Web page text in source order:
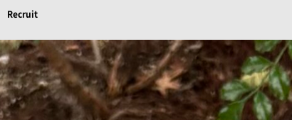
Recruit